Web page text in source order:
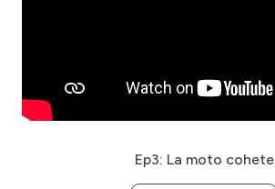
Ep3: La moto cohete